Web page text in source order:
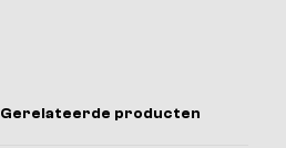
Gerelateerde producten